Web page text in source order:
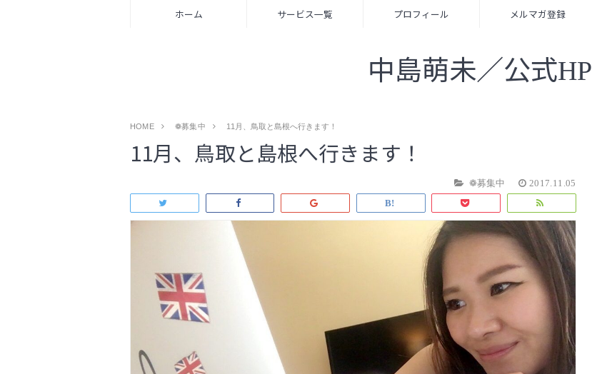
ホーム サービス一覧 プロフィール メルマガ登録
中島萌未／公式HP
HOME ❁募集中 11月、鳥取と島根へ行きます！
11月、鳥取と島根へ行きます！
❁募集中 2017.11.05